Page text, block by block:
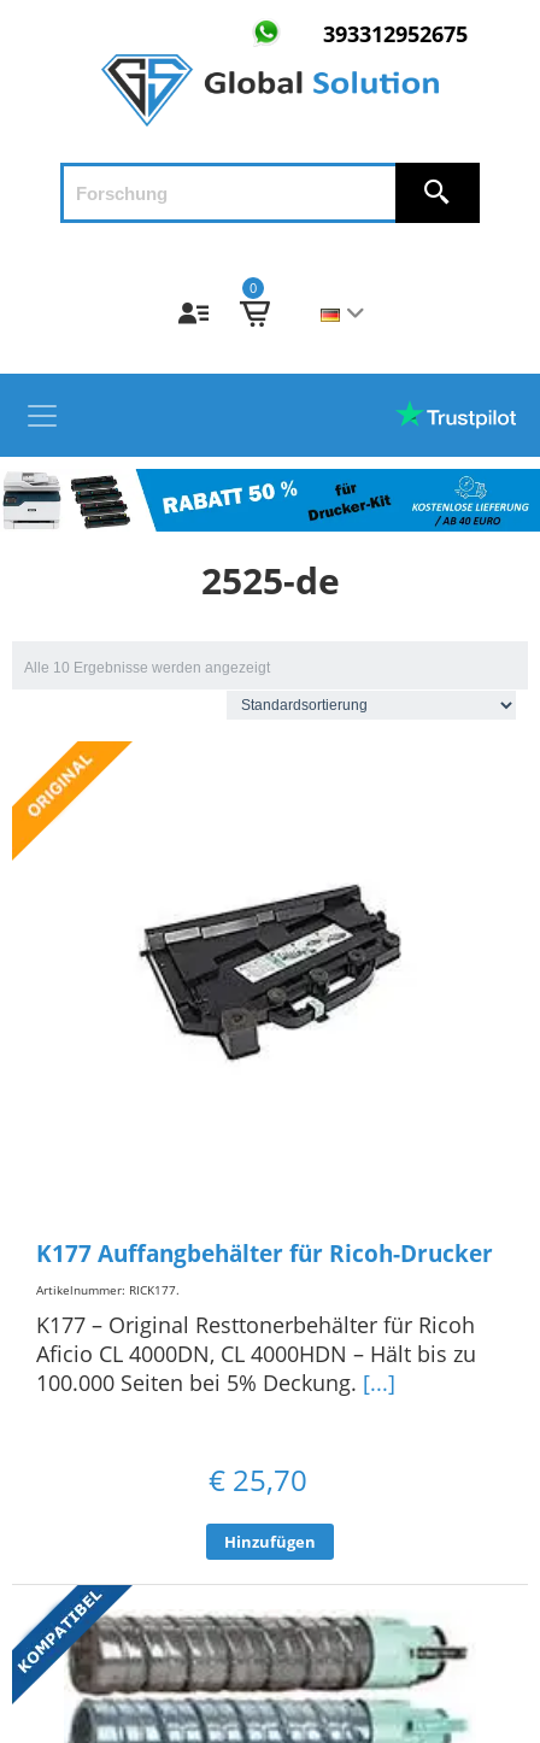
393312952675
0
2525-de
Alle 10 Ergebnisse werden angezeigt
K177 Auffangbehälter für Ricoh-Drucker
Artikelnummer: RICK177.
K177 – Original Resttonerbehälter für Ricoh
Aficio CL 4000DN, CL 4000HDN – Hält bis zu
100.000 Seiten bei 5% Deckung. [...]
€ 25,70
Hinzufügen